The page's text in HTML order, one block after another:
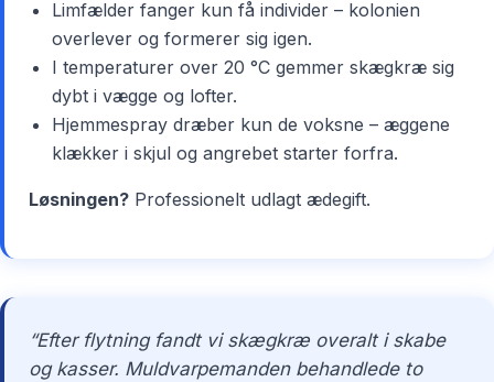
Limfælder fanger kun få individer – kolonien
overlever og formerer sig igen.
I temperaturer over 20 °C gemmer skægkræ sig
dybt i vægge og lofter.
Hjemmespray dræber kun de voksne – æggene
klækker i skjul og angrebet starter forfra.
Løsningen? Professionelt udlagt ædegift.
“Efter flytning fandt vi skægkræ overalt i skabe
og kasser. Muldvarpemanden behandlede to